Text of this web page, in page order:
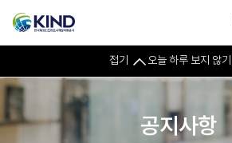
접기 오늘 하루 보지 않기
공지사항